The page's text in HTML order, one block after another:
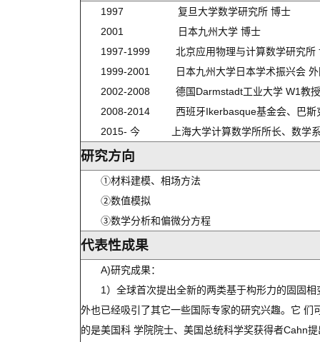
1997 复旦大学数学研究所 博士
2001 日本九州大学 博士
1997-1999 北京应用物理与计算数学研究所
1999-2001 日本九州大学日本学术振兴会 外
2002-2008 德国Darmstadt工业大学 W1教授
2008-2014 西班牙Ikerbasque基金会、巴斯
2015- 今 上海大学计算数学所所长、数学系
研究方向
①材料建模、相场方法
②数值模拟
③数学分析和偏微分方程
代表性成果
A)研究成果：
1）全球首次提出全新的两类基于构形力的固固
外也已经吸引了其它一些国际专家的研究兴趣。它
的是美国科 学院院士、美国总统科学奖获得者Cahn